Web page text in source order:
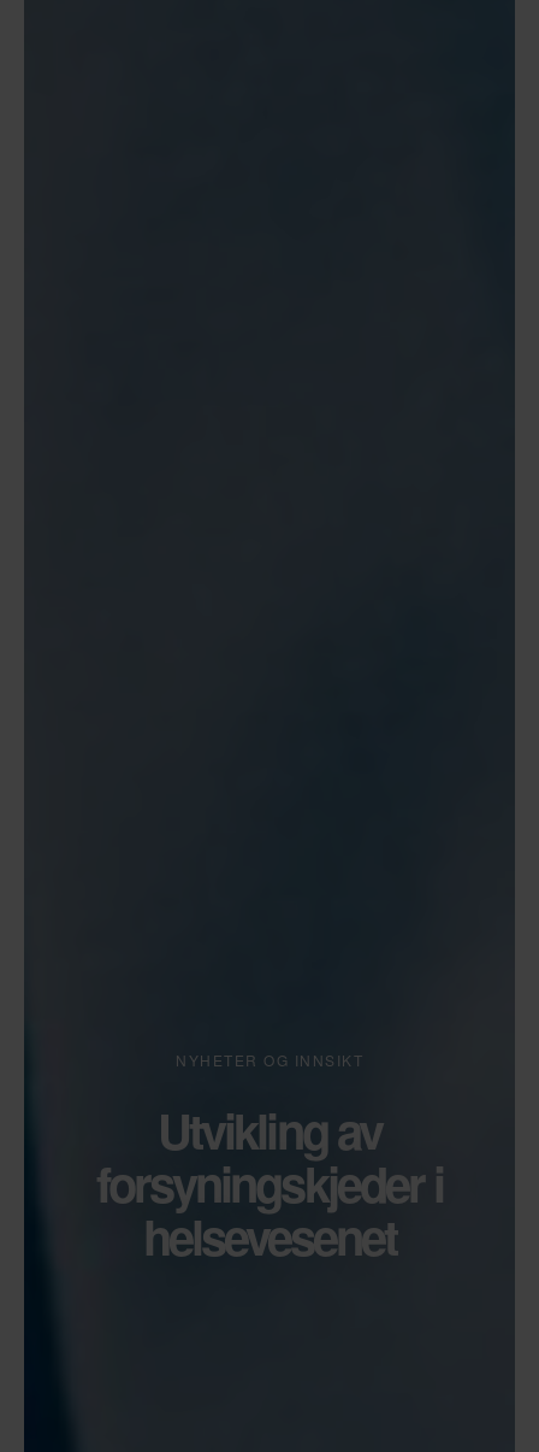
NYHETER OG INNSIKT
Utvikling av
forsyningskjeder i
helsevesenet